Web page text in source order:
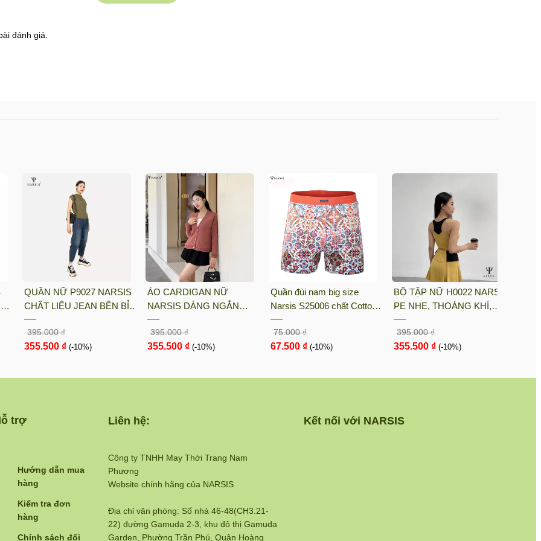
đường 2.3 Khu đô thị Gamuda Gardens, Quận Hoàng Mai, Hà Nội
huong-dan-mua-hang
tra-don-hang
chinh-sach-ban-hang
đánh giá.
QUẦN NỮ P9027 NARSIS
CHẤT LIỆU JEAN BỀN BỈ,
CÁ TÍNH, TRẺ TRUNG,
THỜI TRANG, TRẺ
TRUNG, THỜI TRANG
395.000 ₫
355.500 ₫ (-10%)
ÁO CARDIGAN NỮ
NARSIS DÁNG NGẮN
CHẤT LIỆU LEN MỀM MỊN
MÀU NÂU RUSTIC PHONG
CÁCH HÀN QUỐC L23030
395.000 ₫
355.500 ₫ (-10%)
Quần đùi nam big size
Narsis S25006 chất Cotton
Spandex màu Hoa văn đỏ,
thiết kế thoáng khí, phù hợp
mùa hè
75.000 ₫
67.500 ₫ (-10%)
BỘ TẬP NỮ H0022 NARSIS
PE NHẸ, THOÁNG KHÍ,
THẤM MỒ HÔI, CHẤT LIỆU
BỀN, CHỐNG NẮNG
395.000 ₫
355.500 ₫ (-10%)
Công ty TNHH May Thời Trang Nam
Phương
Website chính hãng của NARSIS
Địa chỉ văn phòng: Số nhà 46-48(CH3.21-
22) đường Gamuda 2-3, khu đô thị Gamuda
Garden, Phường Trần Phú, Quận Hoàng
trợ Kết nối với NARSIS
Liên hệ:
Hướng dẫn mua
hàng
Kiểm tra đơn
hàng
Chính sách đổi